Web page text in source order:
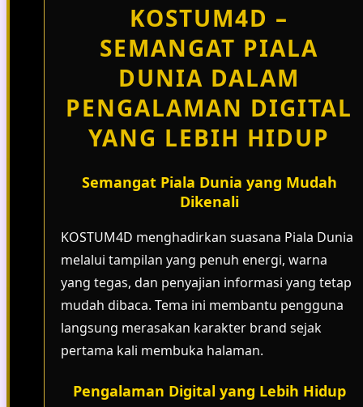
KOSTUM4D –
SEMANGAT PIALA
DUNIA DALAM
PENGALAMAN DIGITAL
YANG LEBIH HIDUP
Semangat Piala Dunia yang Mudah
Dikenali
KOSTUM4D menghadirkan suasana Piala Dunia
melalui tampilan yang penuh energi, warna
yang tegas, dan penyajian informasi yang tetap
mudah dibaca. Tema ini membantu pengguna
langsung merasakan karakter brand sejak
pertama kali membuka halaman.
Pengalaman Digital yang Lebih Hidup